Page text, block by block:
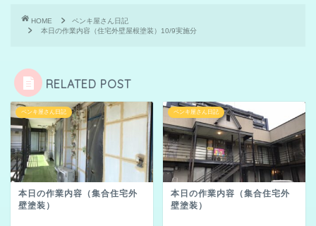
HOME
ペンキ屋さん日記
本日の作業内容（住宅外壁屋根塗装）10/9実施分
RELATED POST
ペンキ屋さん日記
本日の作業内容（集合住宅外
壁塗装）
ペンキ屋さん日記
本日の作業内容（集合住宅外
壁塗装）